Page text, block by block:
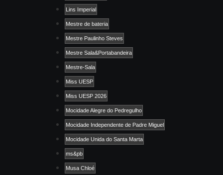
Lins Imperial
Mestre de bateria
Mestre Paulinho Steves
Mestre Sala&Portabandeira
Mestre-Sala
Miss UESP
Miss UESP 2026
Mocidade Alegre do Pedregulho
Mocidade Independente de Padre Miguel
Mocidade Unida do Santa Marta
ms&pb
Musa Chloé